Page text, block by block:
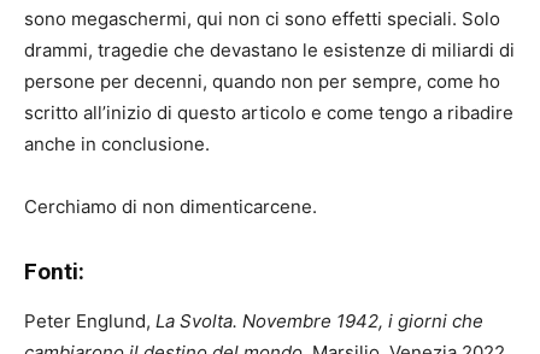
sono megaschermi, qui non ci sono effetti speciali. Solo
drammi, tragedie che devastano le esistenze di miliardi di
persone per decenni, quando non per sempre, come ho
scritto all’inizio di questo articolo e come tengo a ribadire
anche in conclusione.
Cerchiamo di non dimenticarcene.
Fonti:
Peter Englund, La Svolta. Novembre 1942, i giorni che